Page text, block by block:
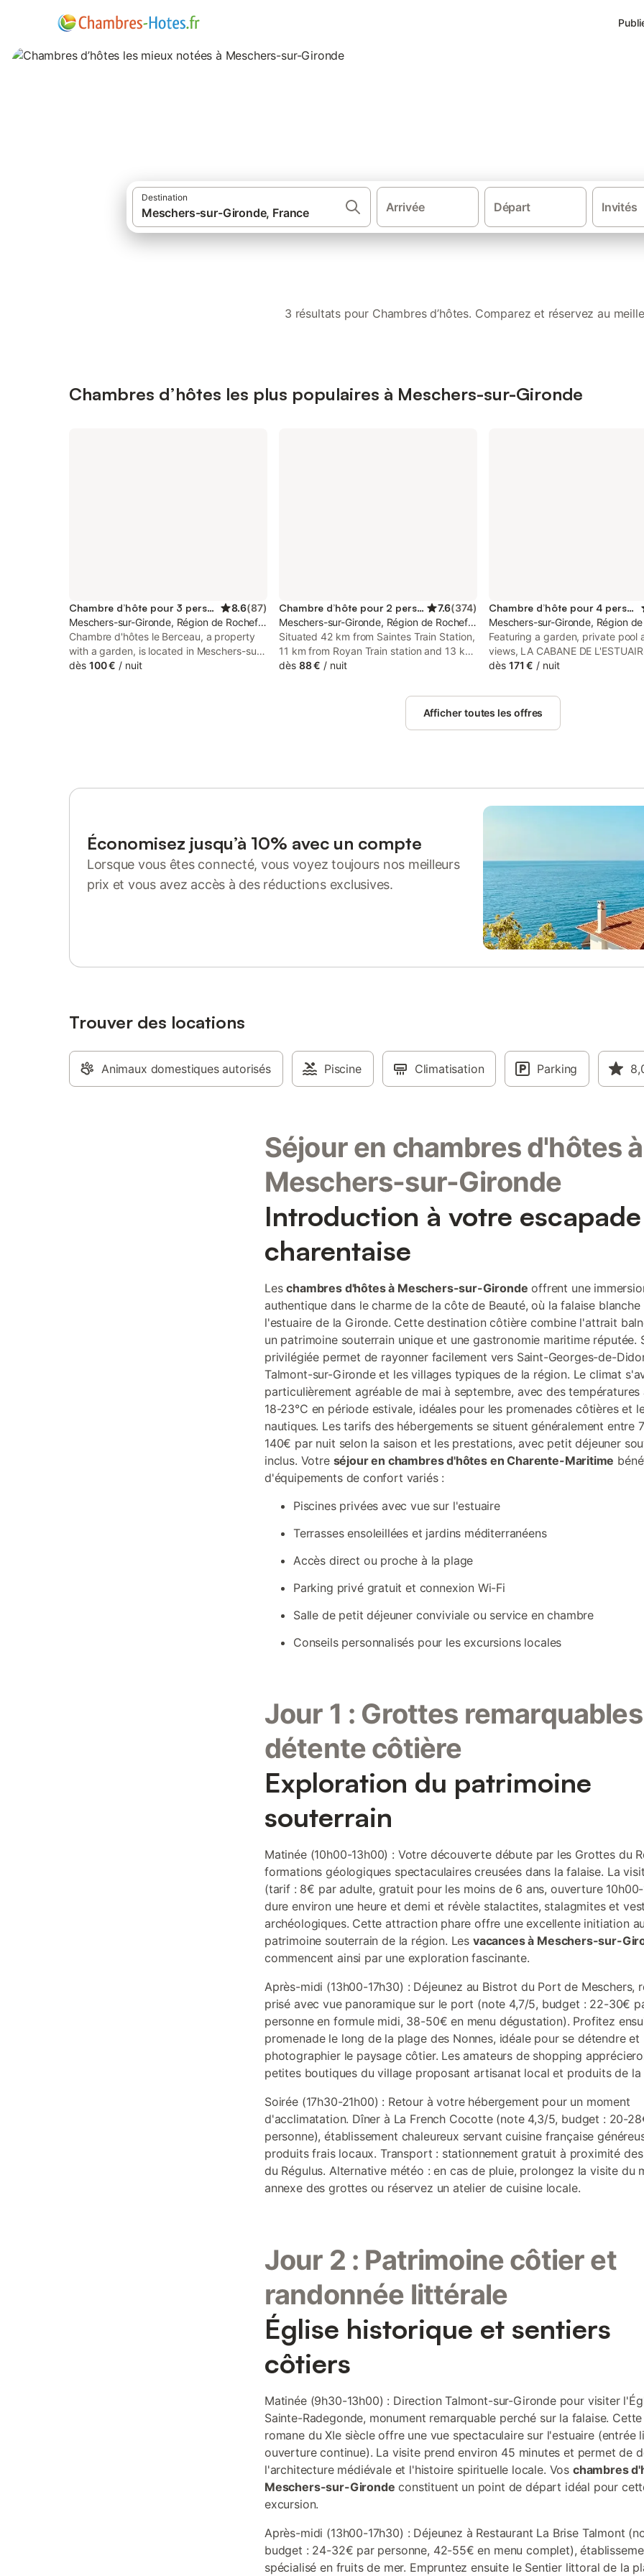
Destination
Arrivée Départ Invités
3 résultats pour Chambres d’hôtes. Comparez et réservez au
Chambres d’hôtes les plus populaires à Meschers-sur-Gironde
Chambre d’hôte pour 3 personnes 8.6(87)
Meschers-sur-Gironde, Région de Rochefort
Chambre d'hôtes le Berceau, a property
with a garden, is located in Meschers-sur-
Gironde, 41 km from Saintes Train Station,
dès 100 € / nuit
Chambre d’hôte pour 2 personnes 7.6(374)
Meschers-sur-Gironde, Région de Rochefort
Situated 42 km from Saintes Train Station,
11 km from Royan Train station and 13 km
from Notre Dame Church, logis Paul
dès 88 € / nuit
Chambre d’hôte pour 4 personnes
Meschers-sur-Gironde, Région de
Featuring a garden, private pool
views, LA CABANE DE
chambres d'hôte is located in
offers access to a terrace, free
parking and free WiFi.
dès 171 € / nuit
Afficher toutes les offres
Économisez jusqu’à 10% avec un compte
Lorsque vous êtes connecté, vous voyez toujours nos meilleurs
prix et vous avez accès à des réductions exclusives.
Trouver des locations
Animaux domestiques autorisés Piscine Climatisation Parking
Séjour en chambres d'hôtes à
Meschers-sur-Gironde
Introduction à votre escapade
charentaise
Leschambres d'hôtes à Meschers-sur-Gironde offrent une
authentique dans le charme de la côte de Beauté, où la falaise blanche
l'estuaire de la Gironde. Cette destination côtière combine l'attrait
un patrimoine souterrain unique et une gastronomie maritime réputée.
privilégiée permet de rayonner facilement vers Saint-Georges-de-
Talmont-sur-Gironde et les villages typiques de la région. Le climat
particulièrement agréable de mai à septembre, avec des températures
18-23°C en période estivale, idéales pour les promenades côtières et
nautiques. Les tarifs des hébergements se situent généralement entre
140€ par nuit selon la saison et les prestations, avec petit déjeuner
inclus. Votre séjour en chambres d'hôtes en Charente-Maritime
d'équipements de confort variés :
Piscines privées avec vue sur l'estuaire
Terrasses ensoleillées et jardins méditerranéens
Accès direct ou proche à la plage
Parking privé gratuit et connexion Wi-Fi
Salle de petit déjeuner conviviale ou service en chambre
Conseils personnalisés pour les excursions locales
Jour 1 : Grottes
détente côtière
Exploration du patrimoine
souterrain
Matinée (10h00-13h00) : Votre découverte débute par les Grottes du
formations géologiques spectaculaires creusées dans la falaise. La
(tarif : 8€ par adulte, gratuit pour les moins de 6 ans, ouverture 10h00-
dure environ une heure et demi et révèle stalactites, stalagmites et
archéologiques. Cette attraction phare offre une excellente initiation au
patrimoine souterrain de la région. Les vacances à Meschers-sur-
commencent ainsi par une exploration fascinante.
Après-midi (13h00-17h30) : Déjeunez au Bistrot du Port de Meschers,
prisé avec vue panoramique sur le port (note 4,7/5, budget : 22-30€
personne en formule midi, 38-50€ en menu dégustation). Profitez
promenade le long de la plage des Nonnes, idéale pour se détendre et
photographier le paysage côtier. Les amateurs de shopping
petites boutiques du village proposant artisanat local et produits de la
Soirée (17h30-21h00) : Retour à votre hébergement pour un moment
d'acclimatation. Dîner à La French Cocotte (note 4,3/5, budget : 20-
personne), établissement chaleureux servant cuisine française
produits frais locaux. Transport : stationnement gratuit à proximité
du Régulus. Alternative météo : en cas de pluie, prolongez la visite du
annexe des grottes ou réservez un atelier de cuisine locale.
Jour 2 : Patrimoine côtier et
randonnée littérale
Église historique et sentiers
côtiers
Matinée (9h30-13h00) : Direction Talmont-sur-Gironde pour visiter
Sainte-Radegonde, monument remarquable perché sur la falaise.
romane du XIe siècle offre une vue spectaculaire sur l'estuaire (entrée
ouverture continue). La visite prend environ 45 minutes et permet de
l'architecture médiévale et l'histoire spirituelle locale. Vos chambres
Meschers-sur-Gironde constituent un point de départ idéal pour
excursion.
Après-midi (13h00-17h30) : Déjeunez à Restaurant La Brise Talmont
budget : 24-32€ par personne, 42-55€ en menu complet),
spécialisé en fruits de mer. Empruntez ensuite le Sentier littoral de la